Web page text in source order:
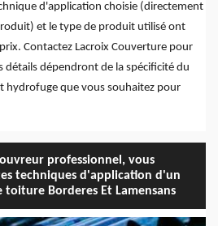
d'application choisie (directement
et le type de produit utilisé ont
Contactez Lacroix Couverture pour
détails dépendront de la spécificité du
hydrofuge que vous souhaitez pour
professionnel, vous
techniques d'application d'un
Borderes Et Lamensans